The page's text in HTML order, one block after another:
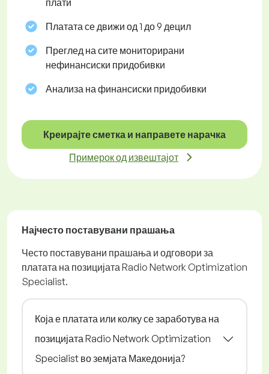
плати
Платата се движи од 1 до 9 децил
Преглед на сите мониторирани
нефинансиски придобивки
Анализа на финансиски придобивки
Креирајте сметка и направете нарачка
Примерок од извештајот
Најчесто поставувани прашања
Често поставувани прашања и одговори за
платата на позицијата Radio Network Optimization
Specialist.
Која е платата или колку се заработува на
позицијата Radio Network Optimization
Specialist во земјата Македонија?